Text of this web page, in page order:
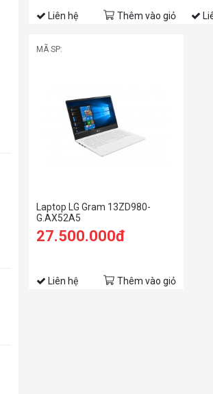
Liên hệ Thêm vào giỏ
MÃ SP:
Laptop LG Gram 13ZD980-
G.AX52A5
27.500.000đ
Liên hệ Thêm vào giỏ